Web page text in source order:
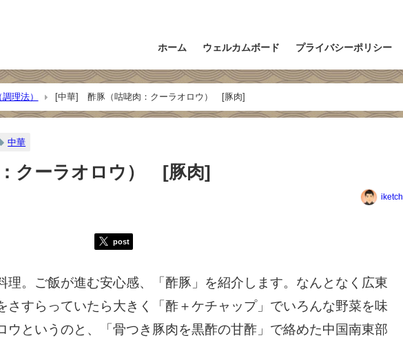
ホーム ウェルカムボード プライバシーポリシー
理法） [中華] 酢豚（咕咾肉：クーラオロウ） [豚肉]
中華
クーラオロウ） [豚肉]
iketch
post
理。ご飯が進む安心感、「酢豚」を紹介します。なんとなく広東
さすらっていたら大きく「酢＋ケチャップ」でいろんな野菜を味
ウというのと、「骨つき豚肉を黒酢の甘酢」で絡めた中国南東部